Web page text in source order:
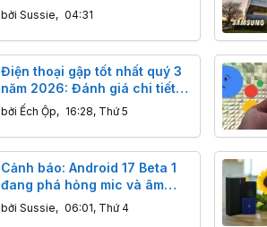
thất vọng?
bởi Sussie, 04:31
Điện thoại gập tốt nhất quý 3
năm 2026: Đánh giá chi tiết
các siêu phẩm
bởi Ếch Ộp, 16:28, Thứ 5
Cảnh báo: Android 17 Beta 1
đang phá hỏng mic và âm
thanh trên điện thoại Pixel
bởi Sussie, 06:01, Thứ 4